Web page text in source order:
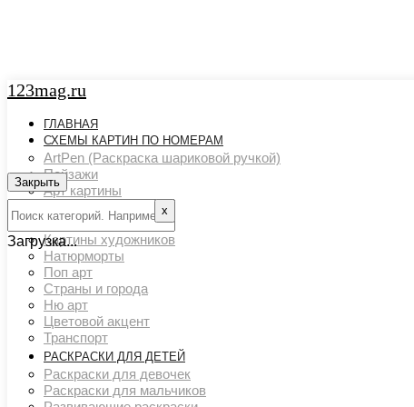
123mag.ru
ГЛАВНАЯ
СХЕМЫ КАРТИН ПО НОМЕРАМ
ArtPen (Раскраска шариковой ручкой)
Пейзажи
Арт картины
Люди
Картины художников
Натюрморты
Поп арт
Страны и города
Ню арт
Цветовой акцент
Транспорт
РАСКРАСКИ ДЛЯ ДЕТЕЙ
Раскраски для девочек
Раскраски для мальчиков
Закрыть
х
Загрузка...